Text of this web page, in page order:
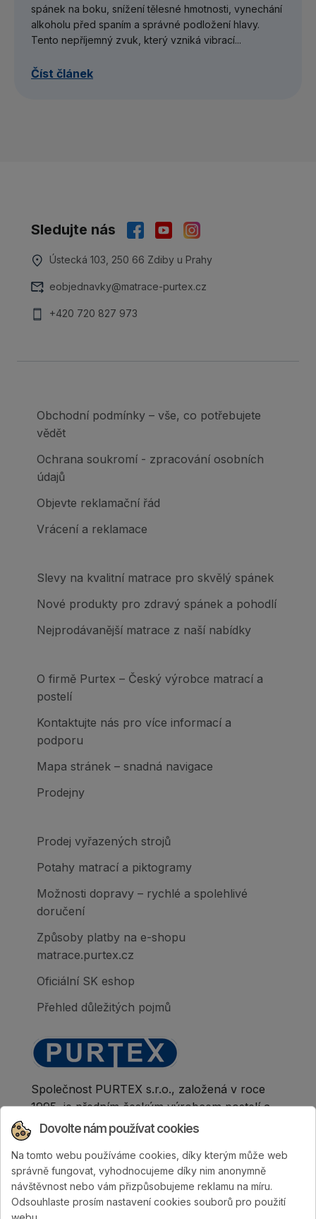
spánek na boku, snížení tělesné hmotnosti, vynechání
alkoholu před spaním a správné podložení hlavy.
Tento nepříjemný zvuk, který vzniká vibrací...
Číst článek
Sledujte nás
Ústecká 103, 250 66 Zdiby u Prahy
eobjednavky@matrace-purtex.cz
+420 720 827 973
Obchodní podmínky – vše, co potřebujete
vědět
Ochrana soukromí - zpracování osobních
údajů
Objevte reklamační řád
Vrácení a reklamace
Slevy na kvalitní matrace pro skvělý spánek
Nové produkty pro zdravý spánek a pohodlí
Nejprodávanější matrace z naší nabídky
O firmě Purtex – Český výrobce matrací a
postelí
Kontaktujte nás pro více informací a
podporu
Mapa stránek – snadná navigace
Prodejny
Prodej vyřazených strojů
Potahy matrací a piktogramy
Možnosti dopravy – rychlé a spolehlivé
doručení
Způsoby platby na e-shopu
matrace.purtex.cz
Oficiální SK eshop
Přehled důležitých pojmů
Společnost PURTEX s.r.o., založená v roce
1995, je předním českým výrobcem postelí a
klinicky hodnocených matrací.
Dovolte nám používat cookies
Na tomto webu používáme cookies, díky kterým může web
správně fungovat, vyhodnocujeme díky nim anonymně
návštěvnost nebo vám přizpůsobujeme reklamu na míru.
Odsouhlaste prosím nastavení cookies souborů pro použití